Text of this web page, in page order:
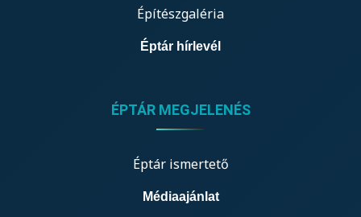
Építészgaléria
Éptár hírlevél
ÉPTÁR MEGJELENÉS
Éptár ismertető
Médiaajánlat